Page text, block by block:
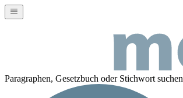
Paragraphen, Gesetzbuch oder Stichwort suchen